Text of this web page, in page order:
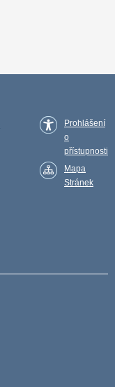
Prohlášení
o
přístupnosti
Mapa
Stránek